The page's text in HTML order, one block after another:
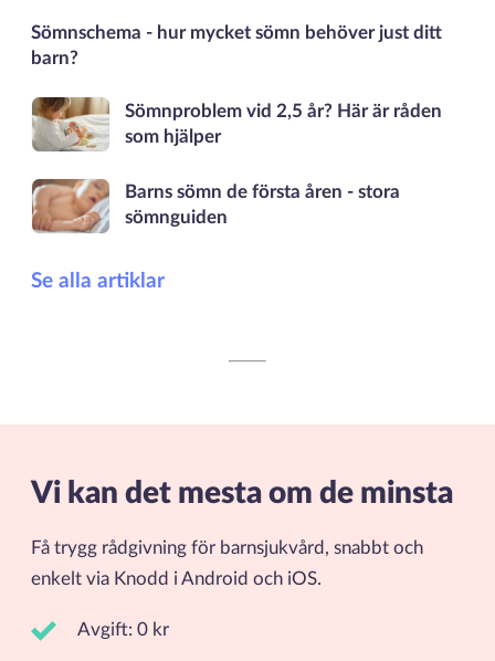
Sömnschema - hur mycket sömn behöver just ditt
barn?
Sömnproblem vid 2,5 år? Här är råden
som hjälper
Barns sömn de första åren - stora
sömnguiden
Se alla artiklar
Vi kan det mesta om de minsta
Få trygg rådgivning för barnsjukvård, snabbt och
enkelt via Knodd i Android och iOS.
Avgift: 0 kr